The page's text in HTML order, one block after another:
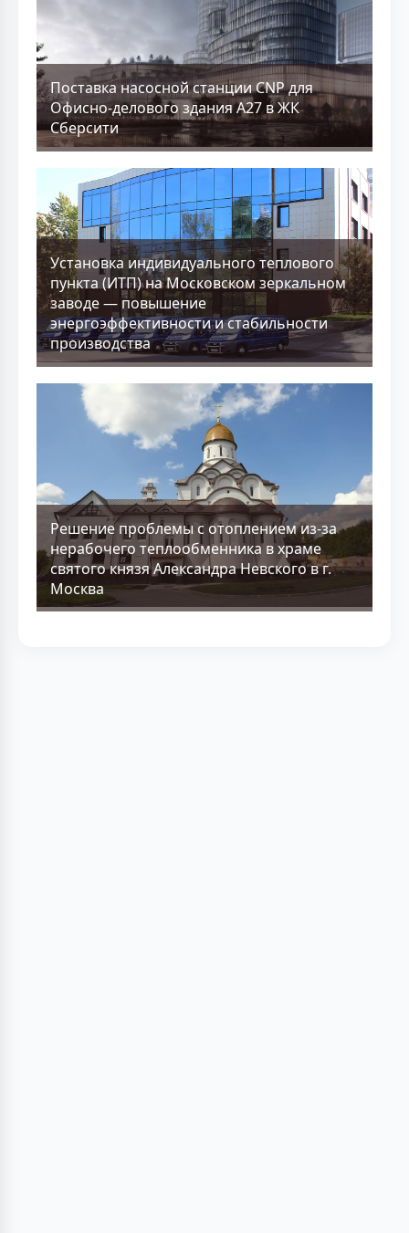
Поставка насосной станции CNP для
Офисно-делового здания А27 в ЖК
Сберсити
Установка индивидуального теплового
пункта (ИТП) на Московском зеркальном
заводе — повышение
энергоэффективности и стабильности
производства
Решение проблемы с отоплением из-за
нерабочего теплообменника в храме
святого князя Александра Невского в г.
Москва